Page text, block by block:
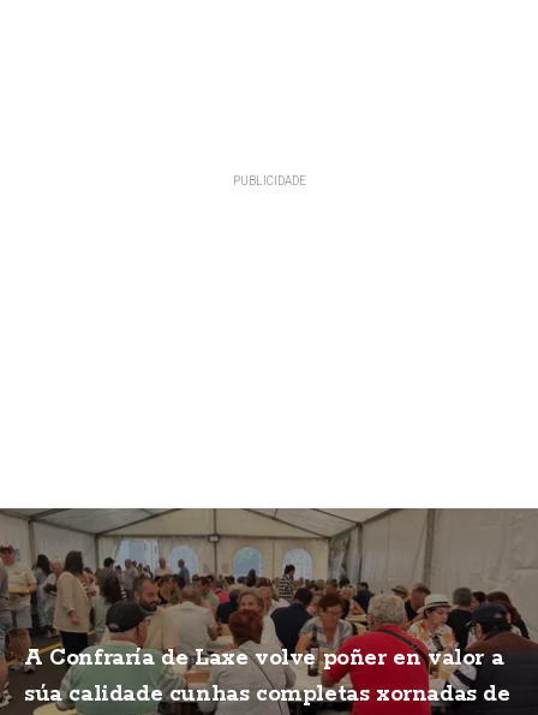
A Confraría de Laxe volve poñer en valor a
súa calidade cunhas completas xornadas de